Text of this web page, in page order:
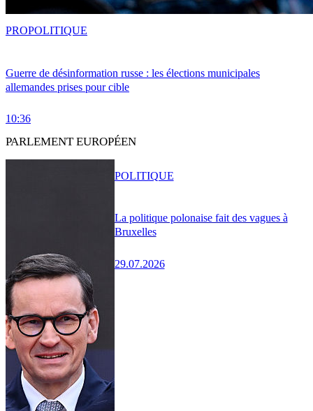
Guerre de désinformation russe : les élections municipales
allemandes prises pour cible
10:36
PROPOLITIQUE
PARLEMENT EUROPÉEN
La politique polonaise fait des vagues à
Bruxelles
29.07.2026
POLITIQUE